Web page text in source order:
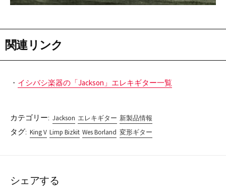
関連リンク
・ イシバシ楽器の「Jackson」エレキギター一覧
カテゴリー: Jackson エレキギター 新製品情報
タグ: King V Limp Bizkit Wes Borland 変形ギター
シェアする